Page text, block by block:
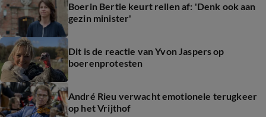
Boerin Bertie keurt rellen af: 'Denk ook aan
gezin minister'
Dit is de reactie van Yvon Jaspers op
boerenprotesten
André Rieu verwacht emotionele terugkeer
op het Vrijthof